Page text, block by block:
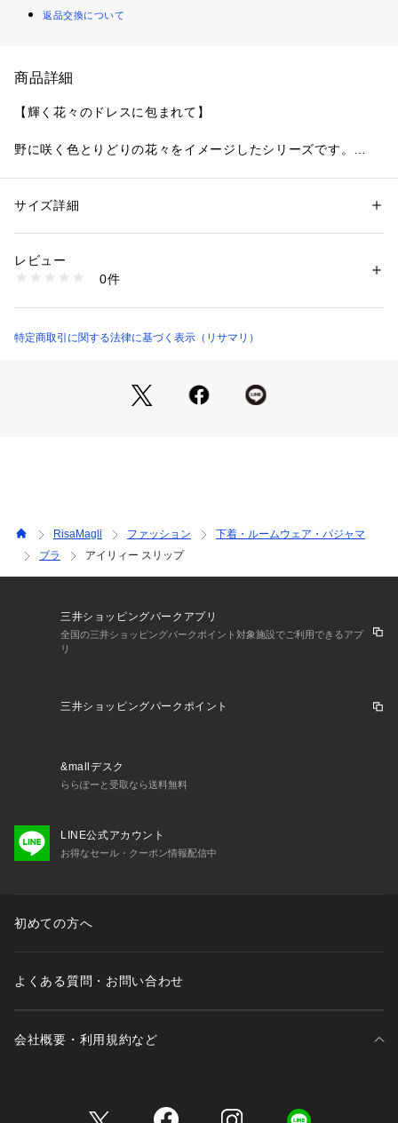
返品交換について
商品詳細
【輝く花々のドレスに包まれて】
野に咲く色とりどりの花々をイメージしたシリーズです。
ザインに仕上がりました。カップ中央にはケミカルレースとラ
カップにはお花を包み込むようにギャザーを入れたチュールを
たっぷりとあしらうことで、上品な可愛らしさをプラスしまし
に。
プはお花のカラーに合わせて2色でデザインしています。カラ
ー展開はインポートを意識した、おしゃれな大人の女性を演出
＜アイテム特徴・着用感＞
身生地はチュール素材を使用しています。さらりとした気持ち
の良い着心地で、ワンピースなどのお洋服のインナーとしても
＜サイズ＞
M：バスト 79～87cm（総丈：約75cm）
＜商品仕様＞
＜関連アイテム＞
・62661 ブラジャー（E・F）
・62662 ブラジャー（G・H）
・42664 おやすみブラ（LL）
・42665 おやすみブラ（3L）
性別：レディース
素材：ポリエステル・ナイロン・ポリウレタン
商品番号：
N05-12660 （ショップ）
サイズ詳細
レビュー
0件
特定商取引に関する法律に基づく表示（リサマリ）
RisaMagli ファッション
下着・ルームウェア・パジャマ
ブラ
アイリィー スリップ
三井ショッピングパークアプリ
全国の三井ショッピングパークポイント対象施設でご利用できるアプ
リ
三井ショッピングパークポイント
&mallデスク
ららぽーと受取なら送料無料
LINE公式アカウント
お得なセール・クーポン情報配信中
初めての方へ
よくある質問・お問い合わせ
会社概要・利用規約など